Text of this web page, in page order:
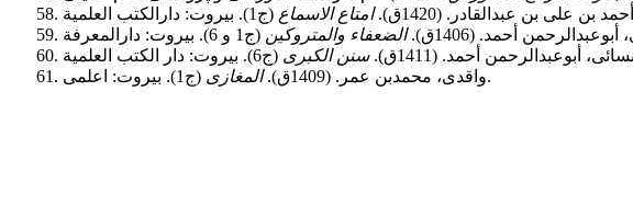
بن علی بن عبدالقادر. (1420ق).
امتاع الاسماع
أبوعبدالرحمن أحمد. (1406ق).
الضعفاء والمتروکین
نسائی، أبوعبدالرحمن أحمد. (1411ق).
سنن الکبری
واقدی، محمدبن عمر. (1409ق).
المغازی (ج1). بیروت: اعلمی.